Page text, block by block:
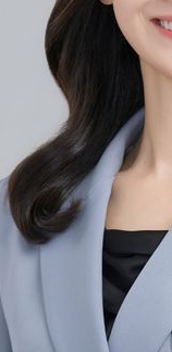
원 마감
켓 달 충돌 흔적 포착
부차기 끝 과달라하라
며 폭염 잠시 꺾인다"
산주의가 최대 위협"
무즈 통제권' 수용할까
안정 전력 위해 불가피"
회·축구회관 등 압수수